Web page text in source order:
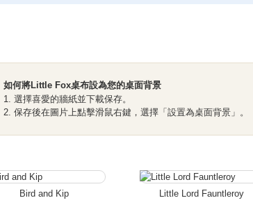
如何將Little Fox桌布設為您的桌面背景
1. 選擇喜愛的牆紙並下載保存。
2. 保存後在圖片上點擊滑鼠右鍵，選擇「設置為桌面背景」。
Bird and Kip Little Lord Fauntleroy